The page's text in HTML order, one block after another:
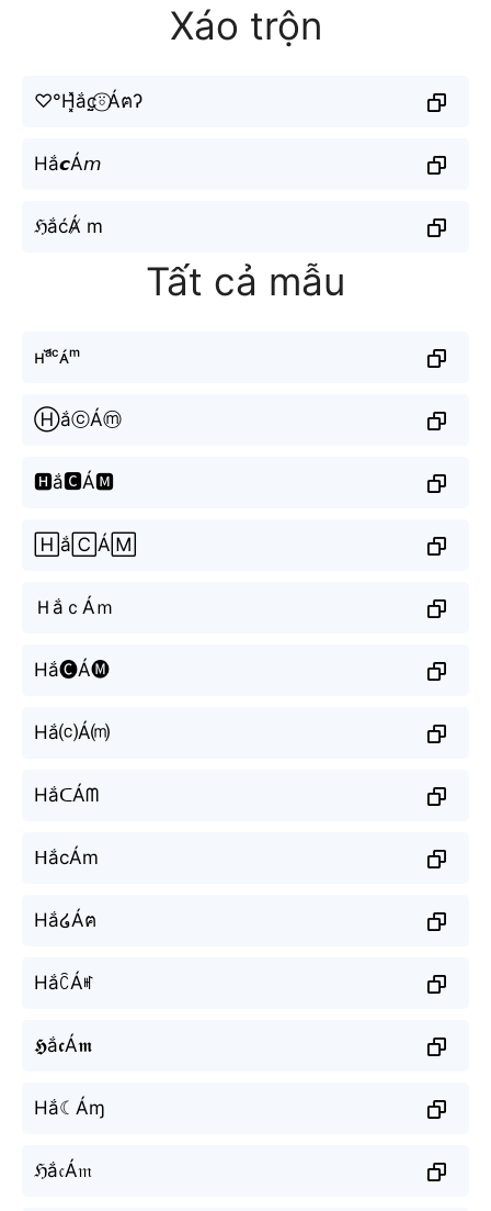
Xáo trộn
♡°H͓̽ắc̤̮⍤⃝Áฅʔ
Hắ𝙘Á𝘮
ℌắćÁ̸ m
Tất cả mẫu
ʜᵃ̆́ᶜᴀ́ᵐ
ⒽắⓒÁⓜ
🅷ắ🅲Á🅼
🄷ắ🄲Á🄼
ＨắｃÁｍ
Hắ🅒Á🅜
Hắ⒞Á⒨
HắᑕÁᗰ
ᕼắcÁm
Hắ໒Áฅ
HắꉓÁꎭ
𝕳ắ𝖈Á𝖒
Hắ☾Áɱ
ℌắ𝔠Á𝔪